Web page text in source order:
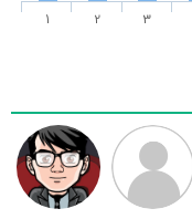
1 2 3